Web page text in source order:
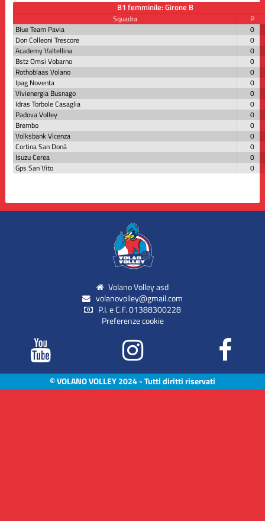
B1 femminile: Girone B
Squadra
P
Blue Team Pavia
0
Don Colleoni Trescore
0
Academy Valtellina
0
Bstz Omsi Vobarno
0
Rothoblaas Volano
0
Ipag Noventa
0
Vivienergia Busnago
0
Idras Torbole Casaglia
0
Padova Volley
0
Brembo
0
Volksbank Vicenza
0
Cortina San Donà
0
Isuzu Cerea
0
Gps San Vito
0
Volano Volley asd
volanovolley@gmail.com
P.I. e C.F. 01388300228
Preferenze cookie
© VOLANO VOLLEY 2024 - Tutti diritti riservati